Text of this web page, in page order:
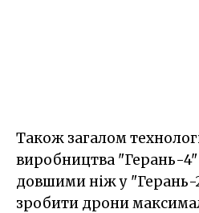
Також загалом
виробництва "Герань-
довшими ніж у "Герань-
зробити дрони